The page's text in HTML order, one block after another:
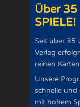
Über
SPIELE!
Seit über 35
Verlag
reinen
Unsere
schnelle und
mit hohem